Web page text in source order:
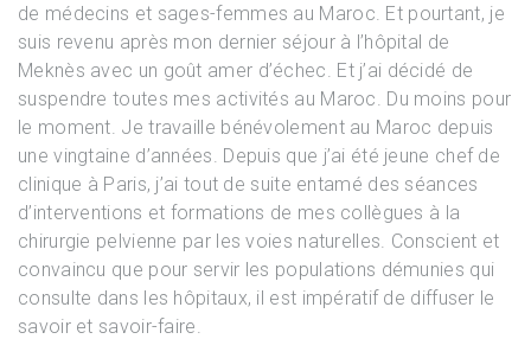
de médecins et sages-femmes au Maroc. Et pourtant, je
suis revenu après mon dernier séjour à l’hôpital de
Meknès avec un goût amer d’échec. Et j’ai décidé de
suspendre toutes mes activités au Maroc. Du moins pour
le moment. Je travaille bénévolement au Maroc depuis
une vingtaine d’années. Depuis que j’ai été jeune chef de
clinique à Paris, j’ai tout de suite entamé des séances
d’interventions et formations de mes collègues à la
chirurgie pelvienne par les voies naturelles. Conscient et
convaincu que pour servir les populations démunies qui
consulte dans les hôpitaux, il est impératif de diffuser le
savoir et savoir-faire.